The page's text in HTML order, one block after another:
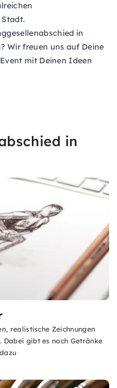
in
Wir freuen uns auf Deine
mit Deinen Ideen
in
realistische Zeichnungen
Dabei gibt es noch Getränke